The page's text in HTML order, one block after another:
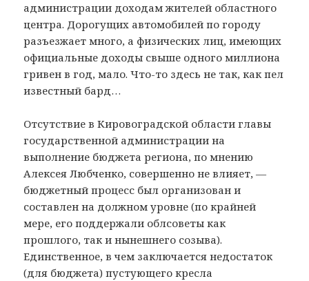
администрации доходам жителей областного
центра. Дорогущих автомобилей по городу
разъезжает много, а физических лиц, имеющих
официальные доходы свыше одного миллиона
гривен в год, мало. Что-то здесь не так, как пел
известный бард…
Отсутствие в Кировоградской области главы
государственной администрации на
выполнение бюджета региона, по мнению
Алексея Любченко, совершенно не влияет, —
бюджетный процесс был организован и
составлен на должном уровне (по крайней
мере, его поддержали облсоветы как
прошлого, так и нынешнего созыва).
Единственное, в чем заключается недостаток
(для бюджета) пустующего кресла